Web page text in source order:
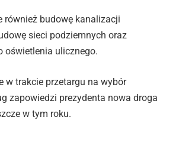
również budowę kanalizacji
sieci podziemnych oraz
oświetlenia ulicznego.
w trakcie przetargu na wybór
zapowiedzi prezydenta nowa droga
w tym roku.